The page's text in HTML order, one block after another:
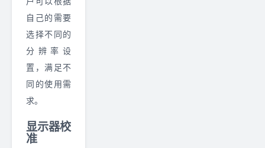
自己的需要
选择不同的
分辨率设
置，满足不
同的使用需
求。
显示器校
准